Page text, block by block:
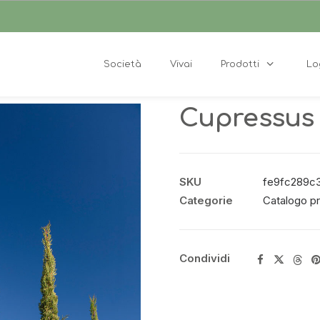
Società Vivai Prodotti
SKU
Categorie
Catalogo
Condividi